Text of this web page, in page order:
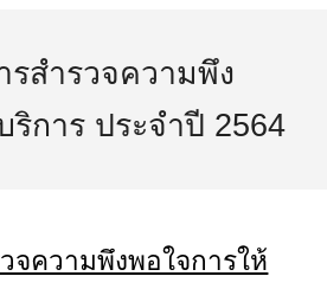
รสำรวจความพึง
ริการ ประจำปี 2564
จความพึงพอใจการให้